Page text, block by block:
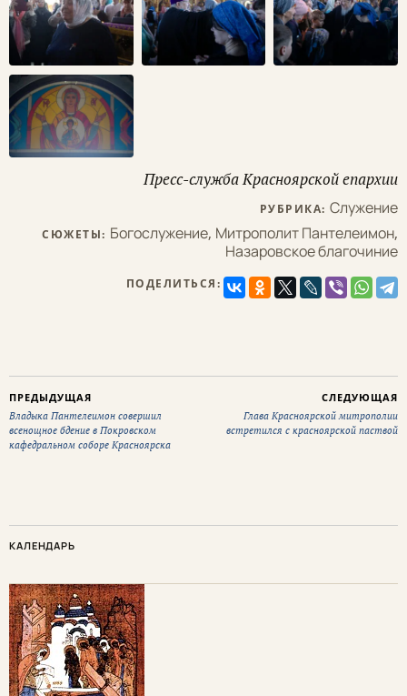
Пресс-служба Красноярской епархии
РУБРИКА: Служение
СЮЖЕТЫ: Богослужение, Митрополит Пантелеимон,
Назаровское благочиние
ПОДЕЛИТЬСЯ:
ПРЕДЫДУЩАЯ
Владыка Пантелеимон совершил
всенощное бдение в Покровском
кафедральном соборе Красноярска
СЛЕДУЮЩАЯ
Глава Красноярской митрополии
встретился с красноярской паствой
КАЛЕНДАРЬ